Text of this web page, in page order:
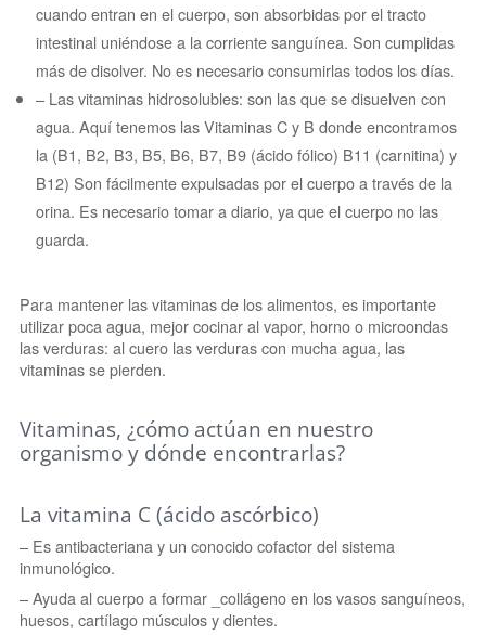
cuando entran en el cuerpo, son absorbidas por el tracto
intestinal uniéndose a la corriente sanguínea. Son cumplidas
más de disolver. No es necesario consumirlas todos los días.
– Las vitaminas hidrosolubles: son las que se disuelven con
agua. Aquí tenemos las Vitaminas C y B donde encontramos
la (B1, B2, B3, B5, B6, B7, B9 (ácido fólico) B11 (carnitina) y
B12) Son fácilmente expulsadas por el cuerpo a través de la
orina. Es necesario tomar a diario, ya que el cuerpo no las
guarda.
Para mantener las vitaminas de los alimentos, es importante
utilizar poca agua, mejor cocinar al vapor, horno o microondas
las verduras: al cuero las verduras con mucha agua, las
vitaminas se pierden.
Vitaminas, ¿cómo actúan en nuestro
organismo y dónde encontrarlas?
La vitamina C (ácido ascórbico)
– Es antibacteriana y un conocido cofactor del sistema
inmunológico.
– Ayuda al cuerpo a formar _collágeno en los vasos sanguíneos,
huesos, cartílago músculos y dientes.